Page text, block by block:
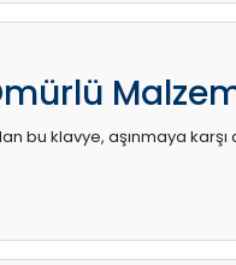
klavye, aşınmaya karşı